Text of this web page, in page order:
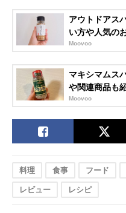
アウトドアス
い方や人気の
Moovoo
マキシマムス
や関連商品も
Moovoo
料理 食事 フード
レビュー レシピ